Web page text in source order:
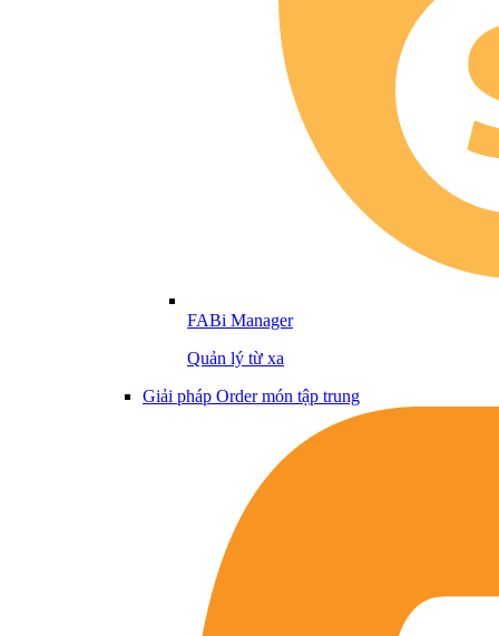
FABi Manager
Quản lý từ xa
Giải pháp Order món tập trung